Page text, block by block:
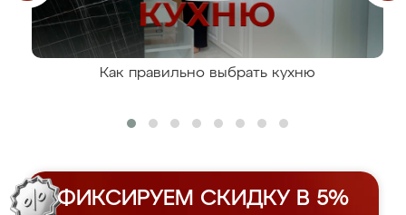
Как правильно выбрать кухню
ФИКСИРУЕМ СКИДКУ В 5%